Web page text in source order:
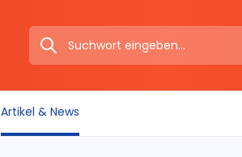
Artikel & News